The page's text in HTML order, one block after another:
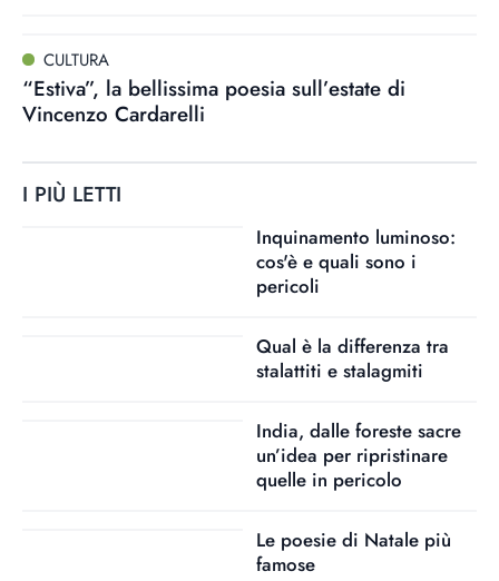
CULTURA
“Estiva”, la bellissima poesia sull’estate di
Vincenzo Cardarelli
I PIÙ LETTI
Inquinamento luminoso:
cos'è e quali sono i
pericoli
Qual è la differenza tra
stalattiti e stalagmiti
India, dalle foreste sacre
un’idea per ripristinare
quelle in pericolo
Le poesie di Natale più
famose